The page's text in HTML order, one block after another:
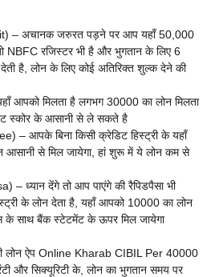
– अचानक जरुरत पड़ने पर आप यहाँ 50,000
रजिस्टर भी है और भुगतान के लिए 6
है, लोन के लिए कोई अतिरिक्त शुल्क देने की
आपको मिलता है लगभग 30000 का लोन मिलता
स्कोर के आसानी से ले सकते है
– आपके बिना किसी क्रेडिट हिस्ट्री के यहाँ
से मिल जायेगा, हां शुरू में ये लोन कम से
– ध्यान देंगे तो आप पाएंगे की रैपिडपैसा भी
के लोन देता है, यहाँ आपको 10000 का लोन
साथ बैंक स्टेटमेंट के ऊपर मिल जायेगा
लोन ऐप Online Kharab CIBIL Per 40000
और सिक्यूरिटी के, लोन का भुगतान समय पर